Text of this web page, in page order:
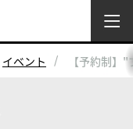
イベント 【予約制】